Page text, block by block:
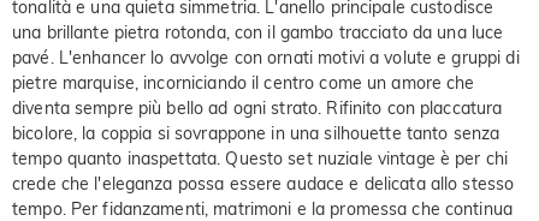
tonalità e una quieta simmetria. L'anello principale custodisce
una brillante pietra rotonda, con il gambo tracciato da una luce
pavé. L'enhancer lo avvolge con ornati motivi a volute e gruppi di
pietre marquise, incorniciando il centro come un amore che
diventa sempre più bello ad ogni strato. Rifinito con placcatura
bicolore, la coppia si sovrappone in una silhouette tanto senza
tempo quanto inaspettata. Questo set nuziale vintage è per chi
crede che l'eleganza possa essere audace e delicata allo stesso
tempo. Per fidanzamenti, matrimoni e la promessa che continua